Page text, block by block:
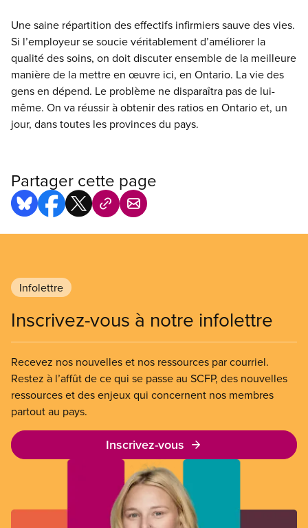
Une saine répartition des effectifs infirmiers sauve des vies.
Si l’employeur se soucie véritablement d’améliorer la
qualité des soins, on doit discuter ensemble de la meilleure
manière de la mettre en œuvre ici, en Ontario. La vie des
gens en dépend. Le problème ne disparaîtra pas de lui-
même. On va réussir à obtenir des ratios en Ontario et, un
jour, dans toutes les provinces du pays.
Partager cette page
Infolettre
Inscrivez-vous à notre infolettre
Recevez nos nouvelles et nos ressources par courriel.
Restez à l’affût de ce qui se passe au SCFP, des nouvelles
ressources et des enjeux qui concernent nos membres
partout au pays.
Inscrivez-vous